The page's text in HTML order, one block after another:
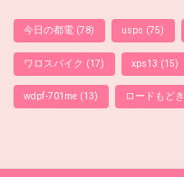
今日の都電 (78) usps (75)
ワロスバイク (17) xps13 (15)
wdpf-701me (13) ロードもどき